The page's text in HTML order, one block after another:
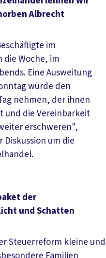
Albrecht
im
die Woche, im
Eine Ausweitung
würde den
nehmen, der ihnen
und die Vereinbarkeit
erschweren",
um die
der
und Schatten
Steuerreform kleine und